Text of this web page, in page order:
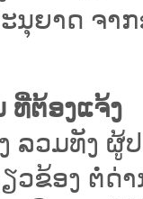
ນຸຍາດ ຈາ
ທີ່ຕ້ອງແຈ້ງ
ວມທັງ ຜູ້ປ
ວຂ້ອງ ຕໍ່ດ່